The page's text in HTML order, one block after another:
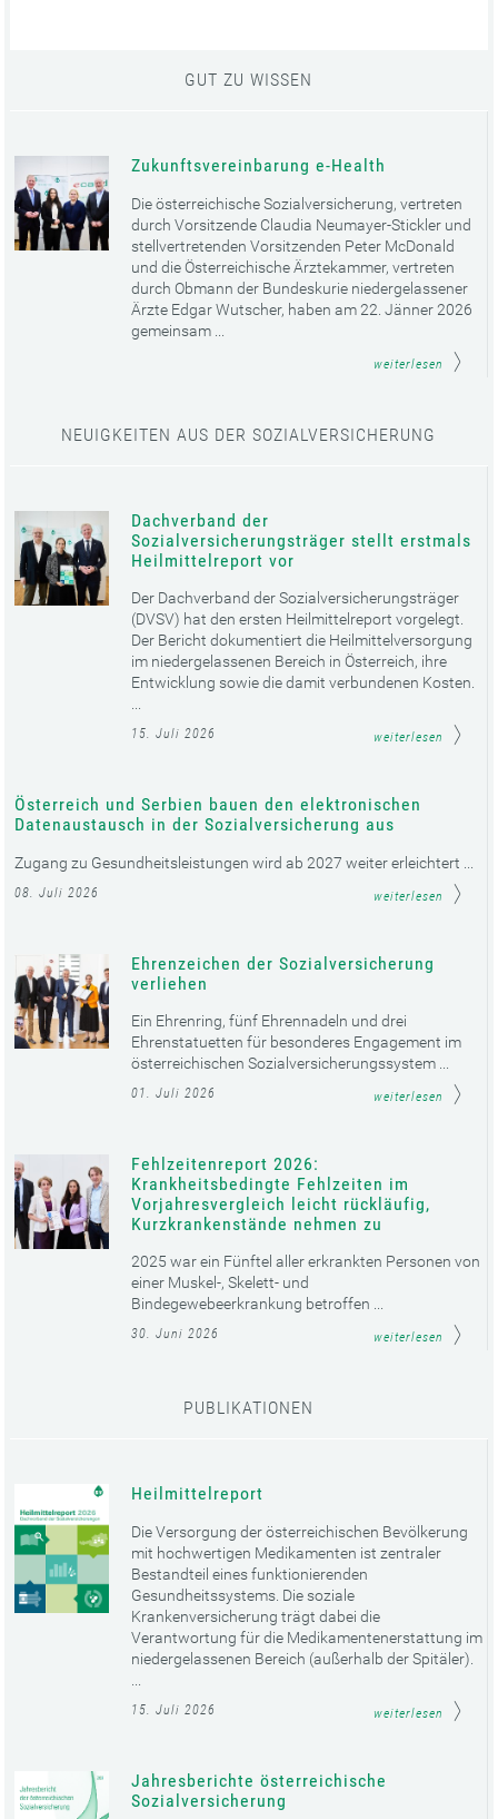
GUT ZU WISSEN
Zukunftsvereinbarung e-Health
Die österreichische Sozialversicherung, vertreten
durch Vorsitzende Claudia Neumayer-Stickler und
stellvertretenden Vorsitzenden Peter McDonald
und die Österreichische Ärztekammer, vertreten
durch Obmann der Bundeskurie niedergelassener
Ärzte Edgar Wutscher, haben am 22. Jänner 2026
gemeinsam ...
weiterlesen
NEUIGKEITEN AUS DER SOZIALVERSICHERUNG
Dachverband der
Sozialversicherungsträger stellt erstmals
Heilmittelreport vor
Der Dachverband der Sozialversicherungsträger
(DVSV) hat den ersten Heilmittelreport vorgelegt.
Der Bericht dokumentiert die Heilmittelversorgung
im niedergelassenen Bereich in Österreich, ihre
Entwicklung sowie die damit verbundenen Kosten.
15. Juli 2026 weiterlesen
Österreich und Serbien bauen den elektronischen
Datenaustausch in der Sozialversicherung aus
Zugang zu Gesundheitsleistungen wird ab 2027 weiter erleichtert ...
08. Juli 2026 weiterlesen
Ehrenzeichen der Sozialversicherung
verliehen
Ein Ehrenring, fünf Ehrennadeln und drei
Ehrenstatuetten für besonderes Engagement im
österreichischen Sozialversicherungssystem ...
01. Juli 2026 weiterlesen
Fehlzeitenreport 2026:
Krankheitsbedingte Fehlzeiten im
Vorjahresvergleich leicht rückläufig,
Kurzkrankenstände nehmen zu
2025 war ein Fünftel aller erkrankten Personen von
einer Muskel-, Skelett- und
Bindegewebeerkrankung betroffen ...
30. Juni 2026 weiterlesen
PUBLIKATIONEN
Heilmittelreport
Die Versorgung der österreichischen Bevölkerung
mit hochwertigen Medikamenten ist zentraler
Bestandteil eines funktionierenden
Gesundheitssystems. Die soziale
Krankenversicherung trägt dabei die
Verantwortung für die Medikamentenerstattung im
niedergelassenen Bereich (außerhalb der Spitäler).
15. Juli 2026 weiterlesen
Jahresberichte österreichische
Sozialversicherung